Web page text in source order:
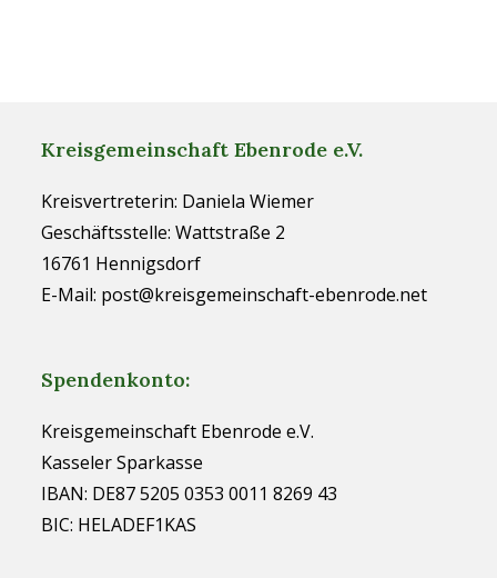
Kreisgemeinschaft Ebenrode e.V.
Kreisvertreterin: Daniela Wiemer
Geschäftsstelle: Wattstraße 2
16761 Hennigsdorf
E-Mail: post@kreisgemeinschaft-ebenrode.net
Spendenkonto:
Kreisgemeinschaft Ebenrode e.V.
Kasseler Sparkasse
IBAN: DE87 5205 0353 0011 8269 43
BIC: HELADEF1KAS